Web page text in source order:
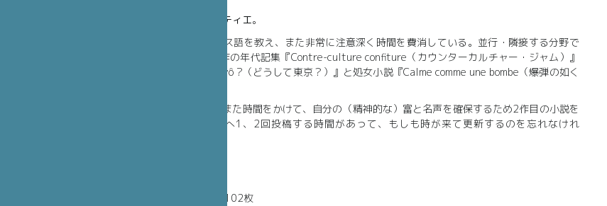
アガト・パルマンティエ。
東京に住みフランス語を教え、また非常に注意深く時間を費消している。並行・隣接する分野で
成功した作家。2作の年代記集『Contre-culture confiture（カウンターカルチャー・ジャム）』
と『Pourquoi Tôkyô ?（どうして東京？）』と処女小説『Calme comme une bombe（爆弾の如く
彼女は、辛抱強くまた時間をかけて、自分の（精神的な）富と名声を確保するため2作目の小説を
書いている（SNSへ1、2回投稿する時間があって、もしも時が来て更新するのを忘れなけれ
頁数 264頁 - 写真102枚